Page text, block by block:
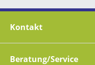
Kontakt
Beratung/Service